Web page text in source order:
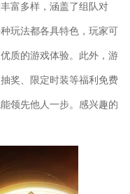
富多样，涵盖了组队对
玩法都各具特色，玩家可
质的游戏体验。此外，游
奖、限定时装等福利免费
领先他人一步。感兴趣的